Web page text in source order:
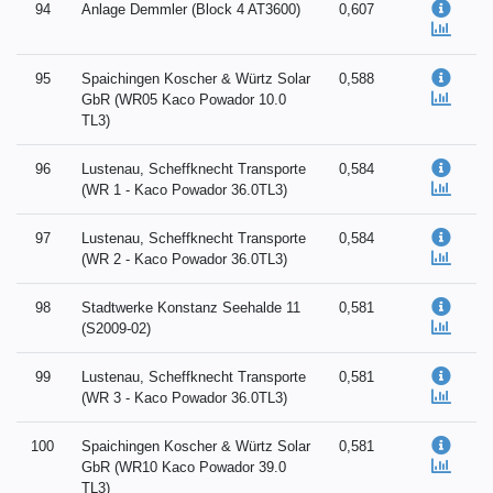
94 Anlage Demmler (Block 4 AT3600) 0,607
95
Spaichingen Koscher & Würtz Solar
GbR (WR05 Kaco Powador 10.0
TL3)
0,588
96
Lustenau, Scheffknecht Transporte
(WR 1 - Kaco Powador 36.0TL3)
0,584
97
Lustenau, Scheffknecht Transporte
(WR 2 - Kaco Powador 36.0TL3)
0,584
98
Stadtwerke Konstanz Seehalde 11
(S2009-02)
0,581
99
Lustenau, Scheffknecht Transporte
(WR 3 - Kaco Powador 36.0TL3)
0,581
100
Spaichingen Koscher & Würtz Solar
GbR (WR10 Kaco Powador 39.0
TL3)
0,581